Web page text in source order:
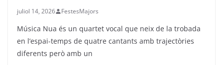
juliol 14, 2026 FestesMajors
Música Nua és un quartet vocal que neix de la trobada
en l’espai-temps de quatre cantants amb trajectòries
diferents però amb un